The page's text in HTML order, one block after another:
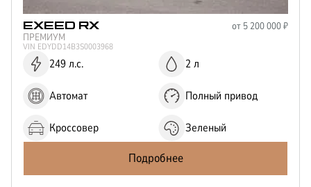
EXEED RX от 5 200 000₽
ПРЕМИУМ
VIN EDYDD14B3S0003968
249 л.с. 2 л
Автомат Полный привод
Кроссовер Зеленый
Подробнее